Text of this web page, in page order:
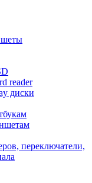
reader
диски
переключатели,